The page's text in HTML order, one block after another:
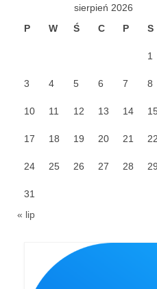
Galerie 2024
Niedziela
Galerie 2022
sierpień 2026
P
W Ś C P S
1
3 4 5 6 7 8
10 11 12 13 14
17 18 19 20 21 22
24 25 26 27 28 29
31
« lip